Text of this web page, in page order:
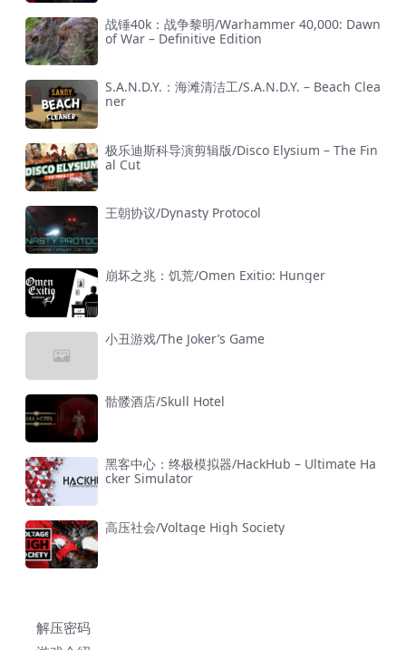
战锤40k：战争黎明/Warhammer 40,000: Dawn
of War – Definitive Edition
S.A.N.D.Y.：海滩清洁工/S.A.N.D.Y. – Beach Clea
ner
极乐迪斯科导演剪辑版/Disco Elysium – The Fin
al Cut
王朝协议/Dynasty Protocol
崩坏之兆：饥荒/Omen Exitio: Hunger
小丑游戏/The Joker’s Game
骷髅酒店/Skull Hotel
黑客中心：终极模拟器/HackHub – Ultimate Ha
cker Simulator
高压社会/Voltage High Society
解压密码